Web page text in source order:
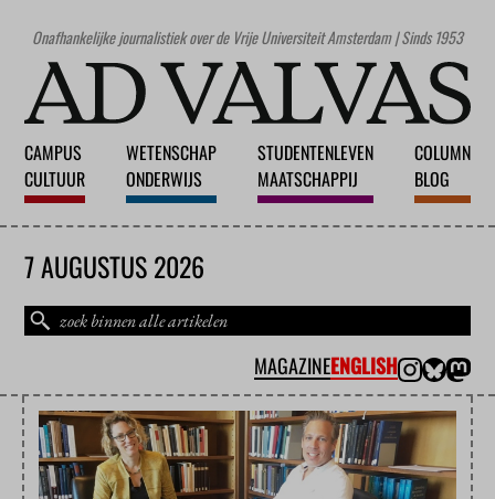
Onafhankelijke journalistiek over de Vrije Universiteit Amsterdam | Sinds 1953
CAMPUS
CULTUUR
WETENSCHAP
ONDERWIJS
STUDENTENLEVEN
MAATSCHAPPIJ
COLUMN
BLOG
7 AUGUSTUS 2026
MAGAZINEENGLISH